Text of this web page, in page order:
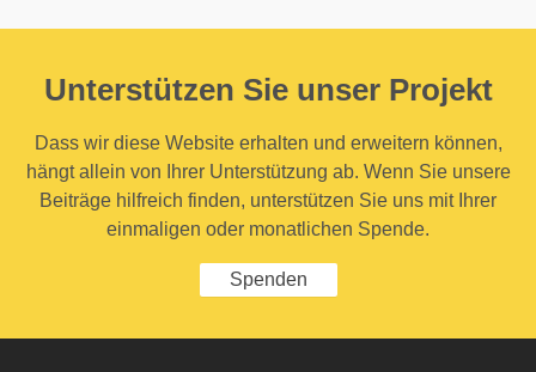
Unterstützen Sie unser Projekt
Dass wir diese Website erhalten und erweitern können,
hängt allein von Ihrer Unterstützung ab. Wenn Sie unsere
Beiträge hilfreich finden, unterstützen Sie uns mit Ihrer
einmaligen oder monatlichen Spende.
Spenden